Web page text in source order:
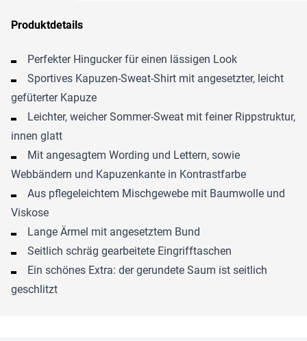
Produktdetails
Perfekter Hingucker für einen lässigen Look
Sportives Kapuzen-Sweat-Shirt mit angesetzter, leicht
gefüterter Kapuze
Leichter, weicher Sommer-Sweat mit feiner Rippstruktur,
innen glatt
Mit angesagtem Wording und Lettern, sowie
Webbändern und Kapuzenkante in Kontrastfarbe
Aus pflegeleichtem Mischgewebe mit Baumwolle und
Viskose
Lange Ärmel mit angesetztem Bund
Seitlich schräg gearbeitete Eingrifftaschen
Ein schönes Extra: der gerundete Saum ist seitlich
geschlitzt